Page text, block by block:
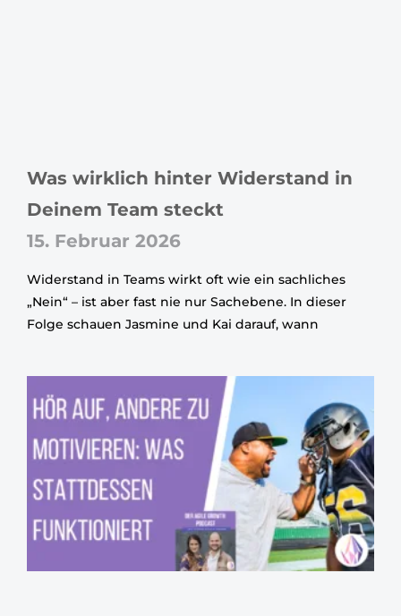
Was wirklich hinter Widerstand in
Deinem Team steckt
15. Februar 2026
Widerstand in Teams wirkt oft wie ein sachliches
„Nein“ – ist aber fast nie nur Sachebene. In dieser
Folge schauen Jasmine und Kai darauf, wann